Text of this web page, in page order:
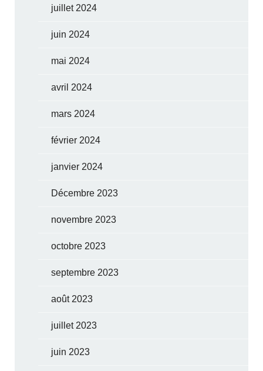
juillet 2024
juin 2024
mai 2024
avril 2024
mars 2024
février 2024
janvier 2024
Décembre 2023
novembre 2023
octobre 2023
septembre 2023
août 2023
juillet 2023
juin 2023